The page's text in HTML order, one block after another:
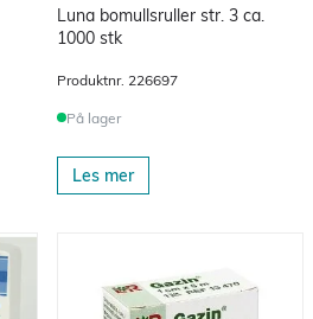
Luna bomullsruller str. 3 ca.
1000 stk
Produktnr. 226697
På lager
Les mer